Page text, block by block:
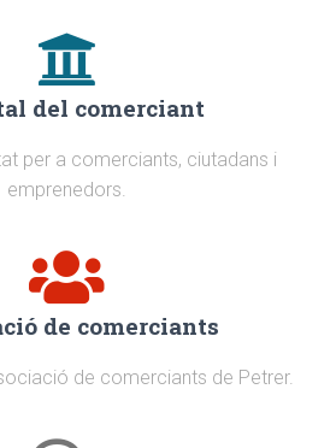
del comerciant
per a comerciants, ciutadans i
emprenedors.
de comerciants
de comerciants de Petrer.